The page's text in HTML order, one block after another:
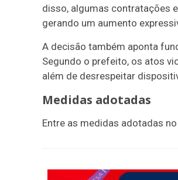
disso, algumas contratações
gerando um aumento
A decisão também aponta
Segundo o prefeito, os atos
além de desrespeitar
Medidas adotadas
Entre as medidas adotadas